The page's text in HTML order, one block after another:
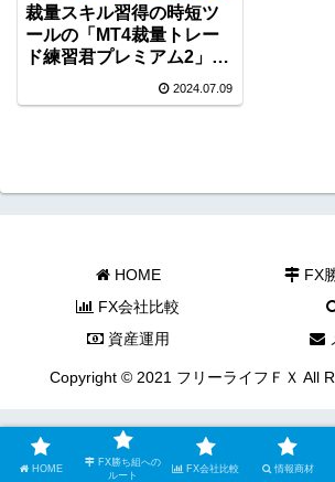
裁量スキル習得の時短ツ
ールの「MT4裁量トレー
ド練習君プレミアム2」が
2024.07.09
HOME
FX
FX会社比較
資産運用
Copyright © 2021 フリーライフＦＸ All
HOME
FX勝ち組への
ルート
FX会社比較 情報商材